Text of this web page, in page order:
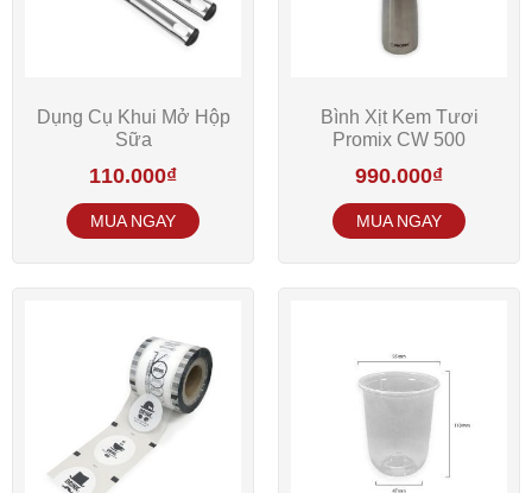
Dụng Cụ Khui Mở Hộp
Sữa
110.000₫
Bình Xịt Kem Tươi
Promix CW­ 500
990.000₫